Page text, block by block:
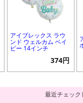
アイブレックス ラウ
ンド ウェルカム ベイ
ビー 14インチ
374円
最近チェック